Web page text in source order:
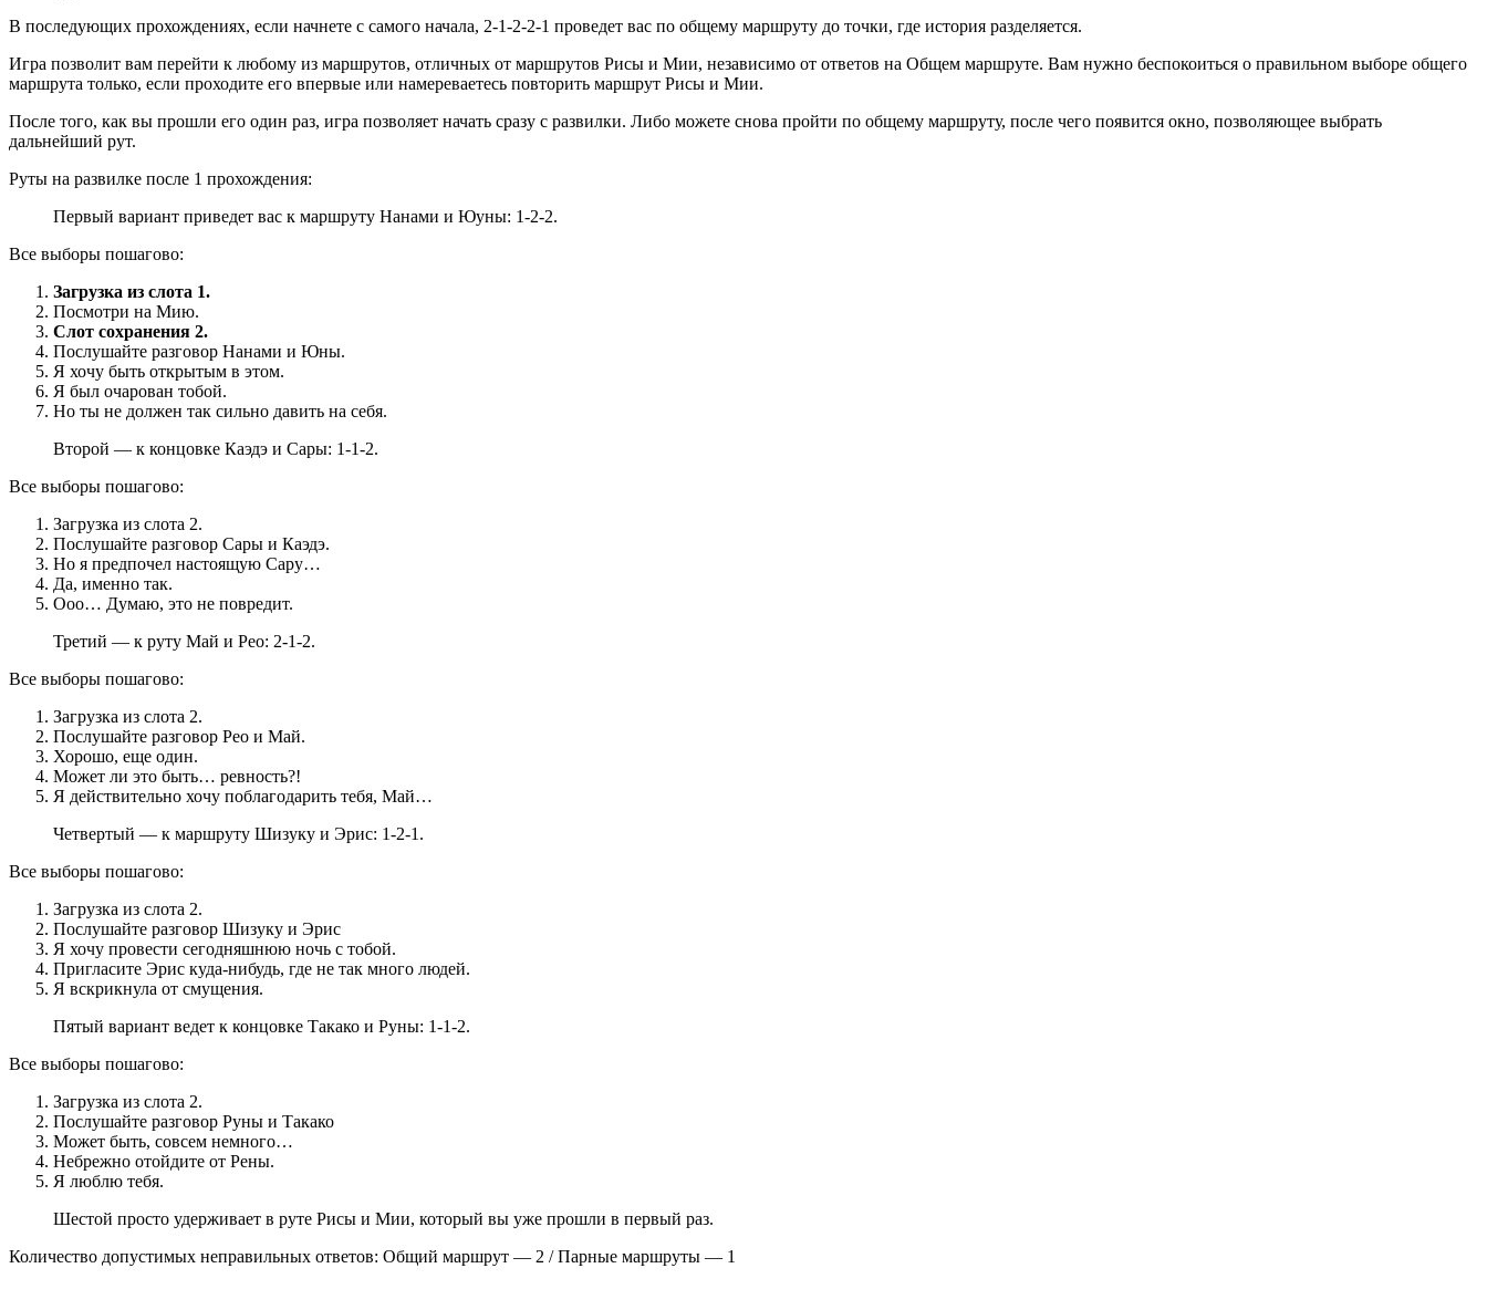
В последующих прохождениях, если начнете с самого начала, 2-1-2-2-1 проведет вас по общему маршруту до точки, где история разделяется.
Игра позволит вам перейти к любому из маршрутов, отличных от маршрутов Рисы и Мии, независимо от ответов на Общем маршруте. Вам нужно беспокоиться о правильном выборе общего
маршрута только, если проходите его впервые или намереваетесь повторить маршрут Рисы и Мии.
После того, как вы прошли его один раз, игра позволяет начать сразу с развилки. Либо можете снова пройти по общему маршруту, после чего появится окно, позволяющее выбрать
дальнейший рут.
Руты на развилке после 1 прохождения:
Первый вариант приведет вас к маршруту Нанами и Юуны: 1-2-2.
Все выборы пошагово:
Загрузка из слота 1.
Посмотри на Мию.
Слот сохранения 2.
Послушайте разговор Нанами и Юны.
Я хочу быть открытым в этом.
Я был очарован тобой.
Но ты не должен так сильно давить на себя.
Второй — к концовке Каэдэ и Сары: 1-1-2.
Все выборы пошагово:
Загрузка из слота 2.
Послушайте разговор Сары и Каэдэ.
Но я предпочел настоящую Сару…
Да, именно так.
Ооо… Думаю, это не повредит.
Третий — к руту Май и Рео: 2-1-2.
Все выборы пошагово:
Загрузка из слота 2.
Послушайте разговор Рео и Май.
Хорошо, еще один.
Может ли это быть… ревность?!
Я действительно хочу поблагодарить тебя, Май…
Четвертый — к маршруту Шизуку и Эрис: 1-2-1.
Все выборы пошагово:
Загрузка из слота 2.
Послушайте разговор Шизуку и Эрис
Я хочу провести сегодняшнюю ночь с тобой.
Пригласите Эрис куда-нибудь, где не так много людей.
Я вскрикнула от смущения.
Пятый вариант ведет к концовке Такако и Руны: 1-1-2.
Все выборы пошагово:
Загрузка из слота 2.
Послушайте разговор Руны и Такако
Может быть, совсем немного…
Небрежно отойдите от Рены.
Я люблю тебя.
Шестой просто удерживает в руте Рисы и Мии, который вы уже прошли в первый раз.
Количество допустимых неправильных ответов: Общий маршрут — 2 / Парные маршруты — 1